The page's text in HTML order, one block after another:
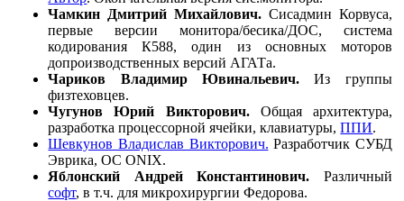
Чамкин Дмитрий Михайлович. Сисадмин Корвуса,
первые версии монитора/бесика/ДОС, система
кодирования К588, один из основных моторов
допроизводственных версий АГАТа.
Чариков Владимир Ювинальевич. Из группы
физтеховцев.
Чугунов Юрий Викторович.Общая архитектура,
разработка процессорной ячейки, клавиатуры,ППИ.
Шевкунов Владислав Викторович. Разработчик СУБД
Эврика, ОС ONIX.
Яблонский Андрей Константинович. Различный
софт, в т.ч. для микрохирургии Федорова.